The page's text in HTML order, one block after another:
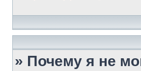
» Почему я не